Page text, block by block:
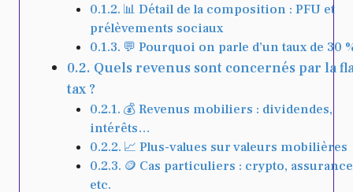
📊 Détail de la composition : PFU et
prélèvements sociaux
💬 Pourquoi on parle d’un taux de 30
Quels revenus sont concernés par la
tax ?
💰 Revenus mobiliers : dividendes,
intérêts…
📈 Plus-values sur valeurs mobilières
🪙 Cas particuliers : crypto,
etc.